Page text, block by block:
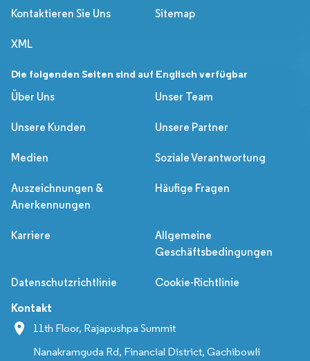
Kontaktieren Sie Uns Sitemap
XML
Die folgenden Seiten sind auf Englisch verfügbar
Über Uns
Unser Team
Unsere Kunden Unsere Partner
Medien Soziale Verantwortung
Auszeichnungen &
Anerkennungen
Häufige Fragen
Karriere
Allgemeine
Geschäftsbedingungen
Datenschutzrichtlinie Cookie-Richtlinie
Kontakt
11th Floor, Rajapushpa Summit
Nanakramguda Rd, Financial District, Gachibowli